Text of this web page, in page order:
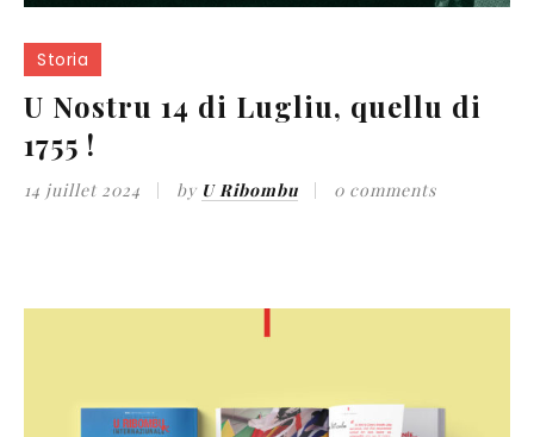
Storia
U Nostru 14 di Lugliu, quellu di
1755 !
14 juillet 2024 by U Ribombu 0 comments